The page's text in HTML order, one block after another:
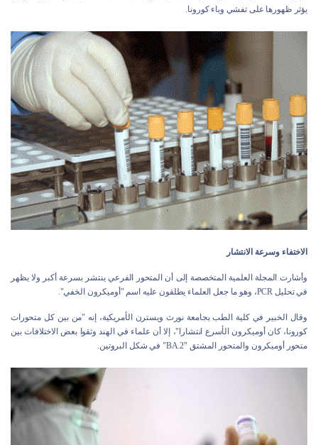
يؤثر ظهورها على تفشي وباء كورونا.
الاختفاء وسرعة الانتشار
وأشارت المجلة العلمية المتخصصة إلى أن المتحور الفرعي ينتشر بسرعة أكبر ولا يظهر
في تحليل PCR، وهو ما جعل العلماء يطلقون عليه اسم "أوميكرون الخفي".
وقال الخبير في كلية الطب بجامعة نورث ويسترن الأمريكية، إنه "من بين كل متحورات
كورونا، كان أوميكرون الأسرع انتشارا"، إلا أن علماء في الهند وثقوا بعض الاختلافات بين
متحور أوميكرون والمتحور المشتق "BA.2" في شكل البروتين.